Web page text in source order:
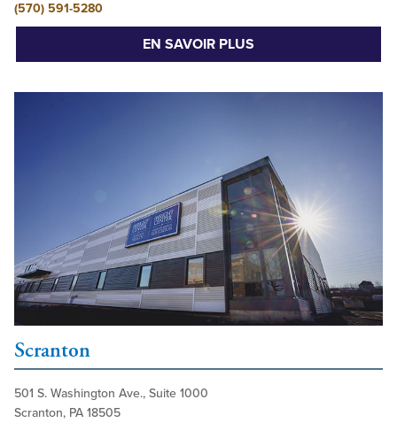
(570) 591-5280
EN SAVOIR PLUS
Scranton
501 S. Washington Ave., Suite 1000
Scranton, PA 18505